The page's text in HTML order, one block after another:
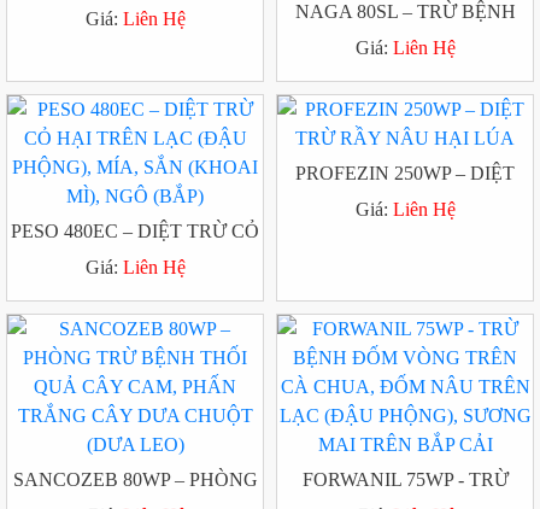
BỆNH ĐẠO ÔN LÚA (CHÁY
Giá: Liên Hệ
NAGA 80SL – TRỪ BỆNH
CHÁY BÌA LÁ (BẠC LÁ)
HÉO XANH CÀ CHUA,
CHẾT CHẬM HỒ TIÊU
Giá: Liên Hệ
PESO 480EC – DIỆT TRỪ CỎ
HẠI TRÊN LẠC (ĐẬU
MÌ), NGÔ (BẮP)
Giá: Liên Hệ
PROFEZIN 250WP – DIỆT
TRỪ RẦY NÂU HẠI LÚA
Giá: Liên Hệ
SANCOZEB 80WP – PHÒNG
FORWANIL 75WP - TRỪ